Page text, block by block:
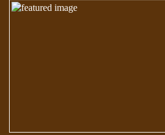
ΠΕΡΙ ΠΡΟΣΕΥΧΗΣ, ΝΗΣΤΕΙΑΣ ΚΑΙ